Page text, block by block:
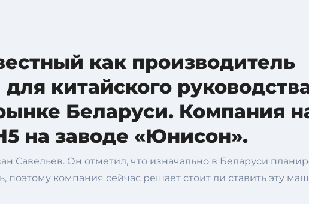
как производитель
китайского
Беларуси. Компания
на заводе «Юнисон».
Савельев. Он отметил, что изначально в Беларуси
компания сейчас решает стоит ли ставить эту